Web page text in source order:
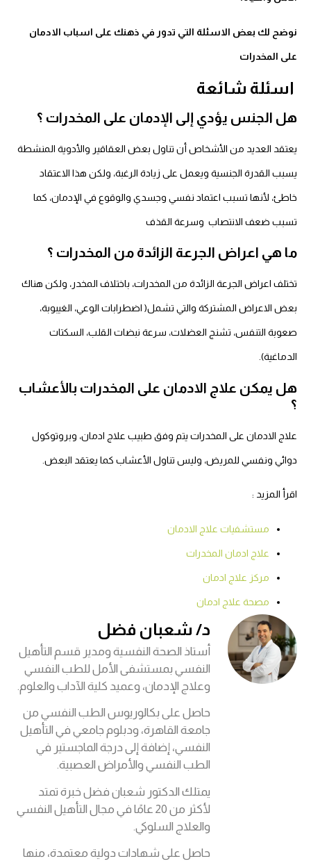
نوضح لك بعض الاسئلة التي تدور في ذهنك على اسباب الادمان
على المخدرات
اسئلة شائعة
هل الجنس يؤدي إلى الإدمان على المخدرات ؟
يعتقد العديد من الأشخاص أن تناول بعض العقاقير والأدوية المنشطة
يسبب القدرة الجنسية ويعمل على زيادة الرغبة، ولكن هذا الاعتقاد
خاطئ، لأنها تسبب اعتماد نفسي وجسدي والوقوع في الإدمان، كما
تسبب ضعف الانتصاب وسرعة القذف
ما هي اعراض الجرعة الزائدة من المخدرات ؟
تختلف اعراض الجرعة الزائدة من المخدرات، باختلاف المخدر، ولكن هناك
بعض الاعراض المشتركة والتي تشمل( اضطرابات الوعي، الغيبوبة،
صعوبة التنفس، تشنج العضلات، سرعة نبضات القلب، السكتات
الدماغية).
هل يمكن علاج الادمان على المخدرات بالأعشاب
علاج الادمان على المخدرات يتم وفق طبيب علاج ادمان، وبروتوكول
دوائي ونفسي للمريض، وليس تناول الأعشاب كما يعتقد البعض.
اقرأ المزيد :
مستشفيات علاج الادمان
علاج ادمان المخدرات
مركز علاج ادمان
مصحة علاج ادمان
د/ شعبان فضل
أستاذ الصحة النفسية ومدير قسم التأهيل
النفسي بمستشفى الأمل للطب النفسي
وعلاج الإدمان، وعميد كلية الآداب والعلوم.
حاصل على بكالوريوس الطب النفسي من
جامعة القاهرة، ودبلوم جامعي في التأهيل
النفسي، إضافة إلى درجة الماجستير في
الطب النفسي والأمراض العصبية.
يمتلك الدكتور شعبان فضل خبرة تمتد
لأكثر من 20 عامًا في مجال التأهيل النفسي
والعلاج السلوكي.
حاصل على شهادات دولية معتمدة، منها